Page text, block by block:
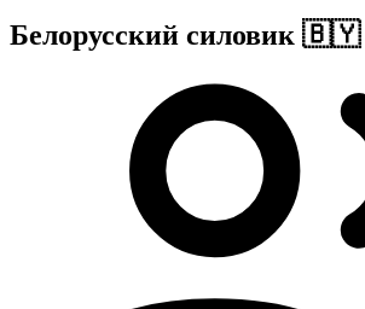
Белорусский силовик 🇧🇾